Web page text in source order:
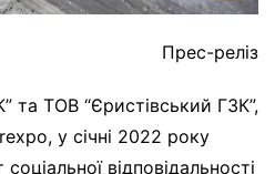
Прес-реліз
та ТОВ “Єристівський ГЗК”,
у січні 2022 року
відповідальності